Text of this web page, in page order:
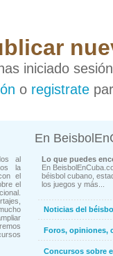
iniciado
o registrate
al
la
el
el
En
Lo que puedes
En
béisbol cubano,
los juegos y más...
Noticias del
Foros, opiniones,
Concursos sobre